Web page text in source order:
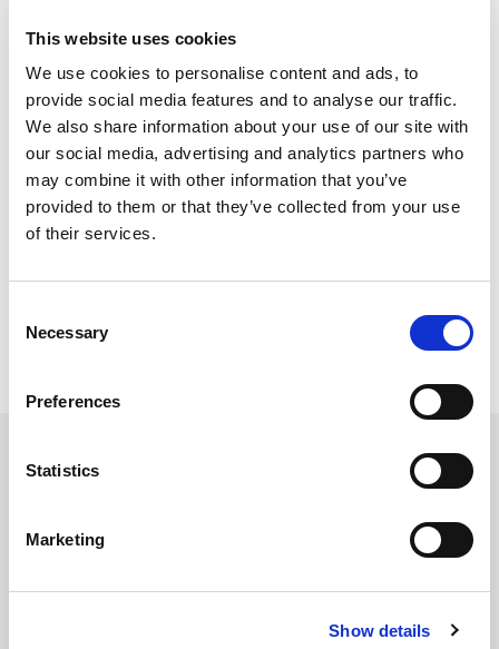
This website uses cookies
We use cookies to personalise content and ads, to
provide social media features and to analyse our traffic.
We also share information about your use of our site with
our social media, advertising and analytics partners who
may combine it with other information that you’ve
provided to them or that they’ve collected from your use
of their services.
Selection
Necessary
Preferences
Statistics
Marketing
Show details